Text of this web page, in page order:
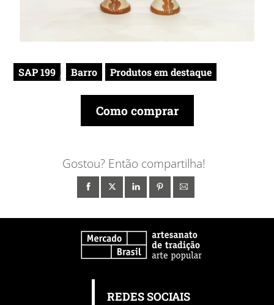
SAP 199 Barro Produtos em destaque
Como comprar
Gostou? Então compartilha!
REDES SOCIAIS